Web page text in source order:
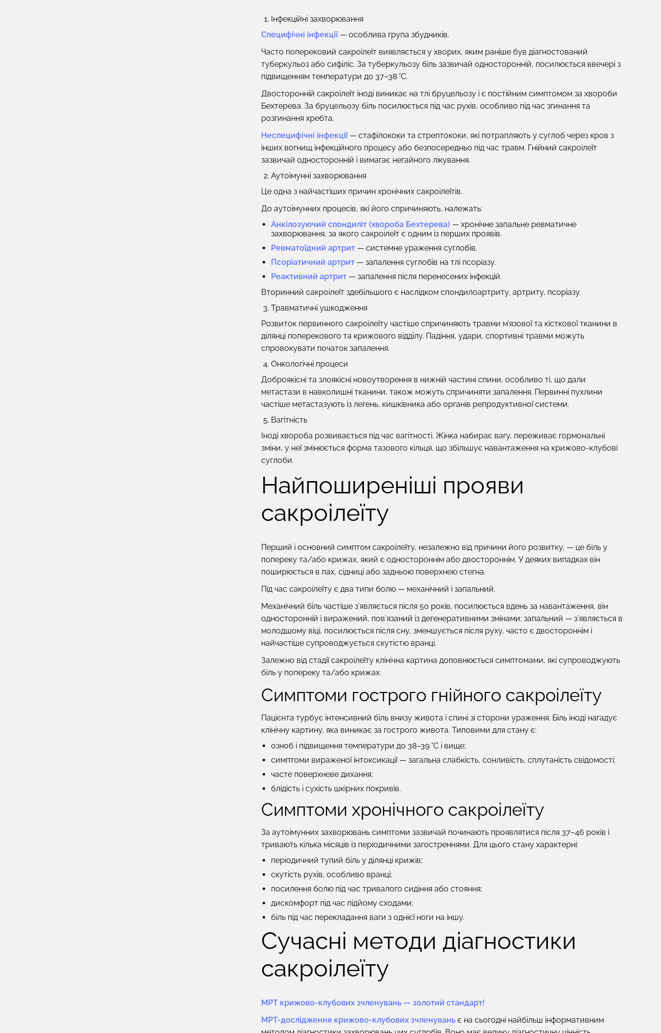
Інфекційні захворювання
Специфічні інфекції — особлива група збудників.
Часто поперековий сакроілеїт виявляється у хворих, яким раніше був діагностований
туберкульоз або сифіліс. За туберкульозу біль зазвичай односторонній, посилюється ввечері з
підвищенням температури до 37–38 °C.
Двосторонній сакроілеїт іноді виникає на тлі бруцельозу і є постійним симптомом за хвороби
Бехтерева. За бруцельозу біль посилюється під час рухів, особливо під час згинання та
розгинання хребта.
Неспецифічні інфекції — стафілококи та стрептококи, які потрапляють у суглоб через кров з
інших вогнищ інфекційного процесу або безпосередньо під час травм. Гнійний сакроілеїт
зазвичай односторонній і вимагає негайного лікування.
Аутоімунні захворювання
Це одна з найчастіших причин хронічних сакроілеїтів.
До аутоімунних процесів, які його спричиняють, належать:
Анкілозуючий спондиліт (хвороба Бехтерева) — хронічне запальне ревматичне
захворювання, за якого сакроілеїт є одним із перших проявів.
Ревматоїдний артрит — системне ураження суглобів.
Псоріатичний артрит — запалення суглобів на тлі псоріазу.
Реактивний артрит — запалення після перенесених інфекцій.
Вторинний сакроілеїт здебільшого є наслідком спондилоартриту, артриту, псоріазу.
Травматичні ушкодження
Розвиток первинного сакроілеїту частіше спричиняють травми м’язової та кісткової тканини в
ділянці поперекового та крижового відділу. Падіння, удари, спортивні травми можуть
спровокувати початок запалення.
Онкологічні процеси
Доброякісні та злоякісні новоутворення в нижній частині спини, особливо ті, що дали
метастази в навколишні тканини, також можуть спричиняти запалення. Первинні пухлини
частіше метастазують із легень, кишківника або органів репродуктивної системи.
Вагітність
Іноді хвороба розвивається під час вагітності. Жінка набирає вагу, переживає гормональні
зміни, у неї змінюється форма тазового кільця, що збільшує навантаження на крижово-клубові
суглоби.
Найпоширеніші прояви
сакроілеїту
Перший і основний симптом сакроілеїту, незалежно від причини його розвитку, — це біль у
попереку та/або крижах, який є одностороннім або двостороннім. У деяких випадках він
поширюється в пах, сідниці або задньою поверхнею стегна.
Під час сакроілеїту є два типи болю — механічний і запальний.
Механічний біль частіше з’являється після 50 років, посилюється вдень за навантаження, він
односторонній і виражений, пов’язаний із дегенеративними змінами; запальний — з’являється в
молодшому віці, посилюється після сну, зменшується після руху, часто є двостороннім і
найчастіше супроводжується скутістю вранці.
Залежно від стадії сакроілеїту клінічна картина доповнюється симптомами, які супроводжують
біль у попереку та/або крижах.
Симптоми гострого гнійного сакроілеїту
Пацієнта турбує інтенсивний біль внизу живота і спині зі сторони ураження. Біль іноді нагадує
клінічну картину, яка виникає за гострого живота. Типовими для стану є:
озноб і підвищення температури до 38–39 °C і вище;
симптоми вираженої інтоксикації — загальна слабкість, сонливість, сплутаність свідомості;
часте поверхневе дихання;
блідість і сухість шкірних покривів.
Симптоми хронічного сакроілеїту
За аутоімунних захворювань симптоми зазвичай починають проявлятися після 37–46 років і
тривають кілька місяців із періодичними загостреннями. Для цього стану характерні:
періодичний тупий біль у ділянці крижів;
скутість рухів, особливо вранці;
посилення болю під час тривалого сидіння або стояння;
дискомфорт під час підйому сходами;
біль під час перекладання ваги з однієї ноги на іншу.
Сучасні методи діагностики
сакроілеїту
МРТ крижово-клубових зчленувань — золотий стандарт!
МРТ-дослідження крижово-клубових зчленувань є на сьогодні найбільш інформативним